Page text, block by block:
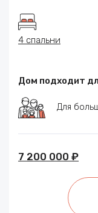
4 спальни
Дом подходит
Для
7 200 000 ₽